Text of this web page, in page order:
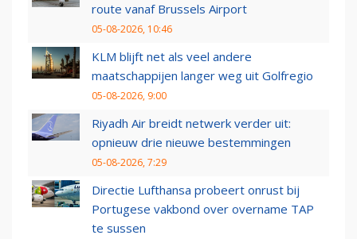
route vanaf Brussels Airport
05-08-2026, 10:46
KLM blijft net als veel andere
maatschappijen langer weg uit Golfregio
05-08-2026, 9:00
Riyadh Air breidt netwerk verder uit:
opnieuw drie nieuwe bestemmingen
05-08-2026, 7:29
Directie Lufthansa probeert onrust bij
Portugese vakbond over overname TAP
te sussen